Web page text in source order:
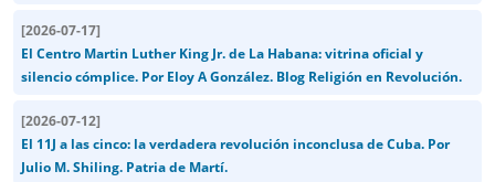
[2026-07-17]
El Centro Martin Luther King Jr. de La Habana: vitrina oficial y
silencio cómplice. Por Eloy A González. Blog Religión en Revolución.
[2026-07-12]
El 11J a las cinco: la verdadera revolución inconclusa de Cuba. Por
Julio M. Shiling. Patria de Martí.